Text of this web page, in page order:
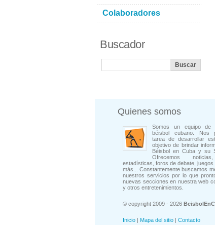
Colaboradores
Buscador
Quienes somos
Somos un equipo de
béisbol cubano. Nos
tarea de desarrollar
objetivo de brindar
Béisbol en Cuba y su
Ofrecemos
estadísticas, foros de debate, juegos
más... Constantemente buscamos
nuestros servicios por lo que
nuevas secciones en nuestra web
y otros entretenimientos.
© copyright 2009 - 2026
Inicio | Mapa del sitio | Contacto